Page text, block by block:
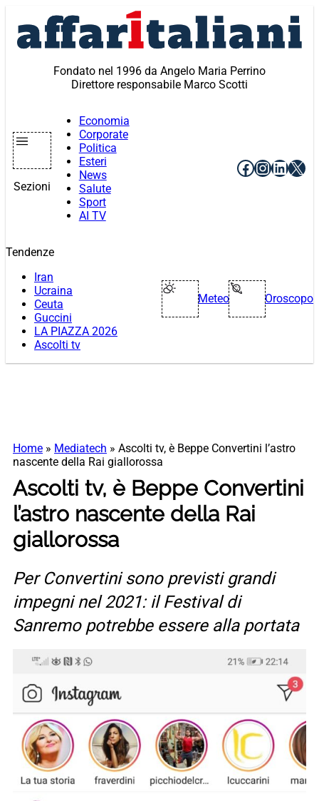
contenuto
Fondato nel 1996 da Angelo Maria Perrino
Direttore responsabile Marco Scotti
Sezioni
Economia
Corporate
Politica
Esteri
News
Salute
Sport
AI TV
Facebook
X
Tendenze
Iran
Ucraina
Ceuta
Guccini
LA PIAZZA 2026
Ascolti tv
Meteo Oroscopo
Home » Mediatech » Ascolti tv, è Beppe Convertini l’astro
nascente della Rai giallorossa
Ascolti tv, è Beppe Convertini
l’astro nascente della Rai
giallorossa
Per Convertini sono previsti grandi
impegni nel 2021: il Festival di
Sanremo potrebbe essere alla portata